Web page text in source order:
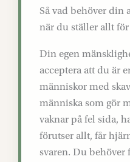
Så vad behöver din
när du ställer allt för
Din egen
acceptera att du är
människor med
människa som gör
vaknar på fel sida,
förutser allt, får
svaren. Du